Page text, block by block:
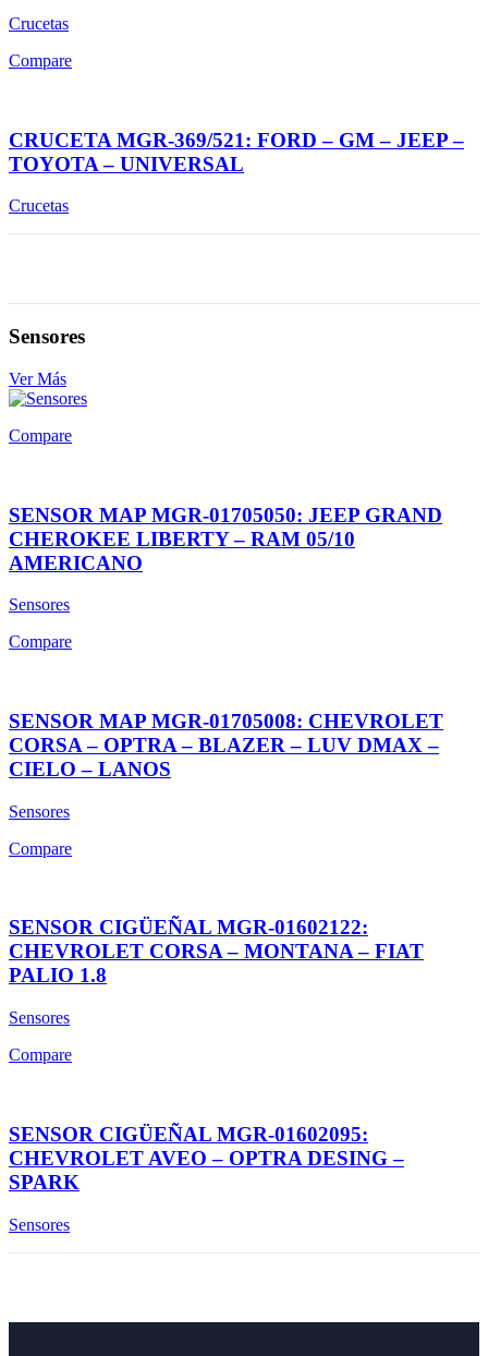
Crucetas
Compare
CRUCETA MGR-369/521: FORD – GM – JEEP –
TOYOTA – UNIVERSAL
Crucetas
Sensores
Ver Más
Compare
SENSOR MAP MGR-01705050: JEEP GRAND
CHEROKEE LIBERTY – RAM 05/10
AMERICANO
Sensores
Compare
SENSOR MAP MGR-01705008: CHEVROLET
CORSA – OPTRA – BLAZER – LUV DMAX –
CIELO – LANOS
Sensores
Compare
SENSOR CIGÜEÑAL MGR-01602122:
CHEVROLET CORSA – MONTANA – FIAT
PALIO 1.8
Sensores
Compare
SENSOR CIGÜEÑAL MGR-01602095:
CHEVROLET AVEO – OPTRA DESING –
SPARK
Sensores